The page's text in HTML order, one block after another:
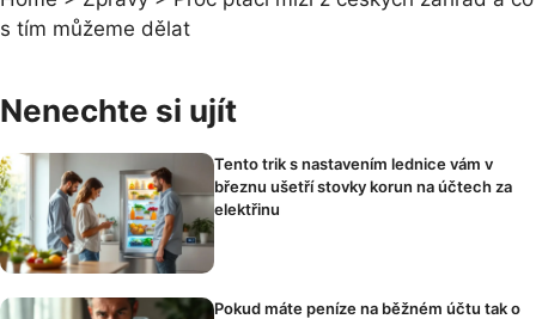
s tím můžeme dělat
Nenechte si ujít
Tento trik s nastavením lednice vám v
březnu ušetří stovky korun na účtech za
elektřinu
Pokud máte peníze na běžném účtu tak o